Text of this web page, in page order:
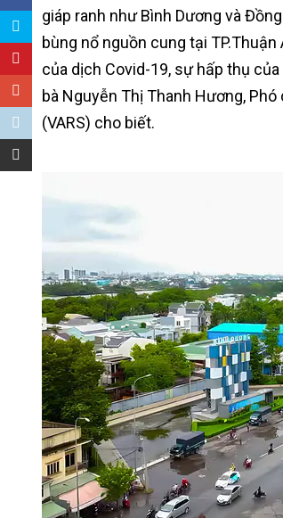
giáp ranh như Bình Dương và
bùng nổ nguồn cung tại
của dịch Covid-19, sự hấp thụ
bà Nguyễn Thị Thanh Hương,
(VARS) cho biết.